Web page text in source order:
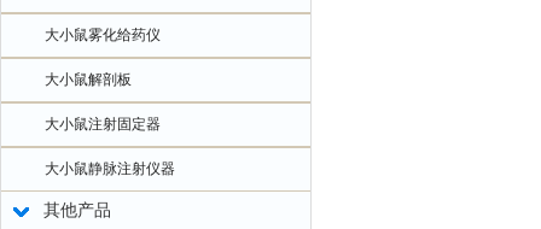
大小鼠雾化给药仪
大小鼠解剖板
大小鼠注射固定器
大小鼠静脉注射仪器
其他产品